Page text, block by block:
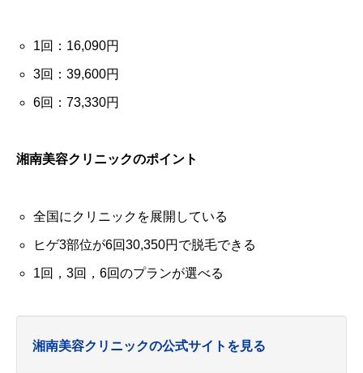
1回：16,090円
3回：39,600円
6回：73,330円
湘南美容クリニックのポイント
全国にクリニックを展開している
ヒゲ3部位が6回30,350円で脱毛できる
1回，3回，6回のプランが選べる
湘南美容クリニックの公式サイトを見る